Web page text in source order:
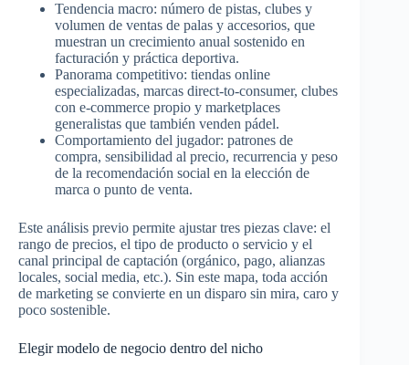
Tendencia macro: número de pistas, clubes y
volumen de ventas de palas y accesorios, que
muestran un crecimiento anual sostenido en
facturación y práctica deportiva.​
Panorama competitivo: tiendas online
especializadas, marcas direct-to-consumer, clubes
con e-commerce propio y marketplaces
generalistas que también venden pádel.​
Comportamiento del jugador: patrones de
compra, sensibilidad al precio, recurrencia y peso
de la recomendación social en la elección de
marca o punto de venta.​
Este análisis previo permite ajustar tres piezas clave: el
rango de precios, el tipo de producto o servicio y el
canal principal de captación (orgánico, pago, alianzas
locales, social media, etc.). Sin este mapa, toda acción
de marketing se convierte en un disparo sin mira, caro y
poco sostenible.​
Elegir modelo de negocio dentro del nicho